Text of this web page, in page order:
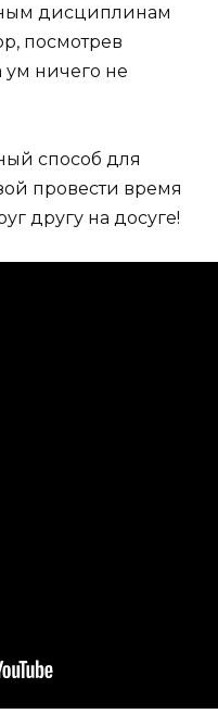
дисциплинам
посмотрев
ум ничего не
способ для
провести время
другу на досуге!